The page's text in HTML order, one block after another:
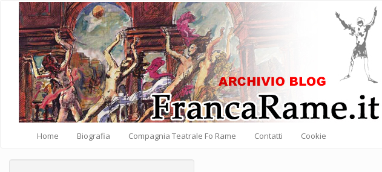
Salta al contenuto principale
Home Biografia Compagnia Teatrale Fo Rame Contatti Cookie